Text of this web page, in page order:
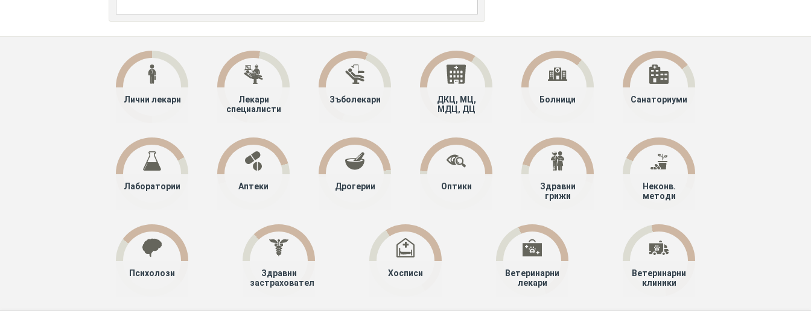
Лични лекари
Лекари
специалисти
Зъболекари
ДКЦ, МЦ,
МДЦ, ДЦ
Болници Санаториуми
Лаборатории Аптеки Дрогерии Оптики
Здравни
грижи
Неконв.
методи
Психолози
Здравни
застрахователи
Хосписи
Ветеринарни
лекари
Ветеринарни
клиники